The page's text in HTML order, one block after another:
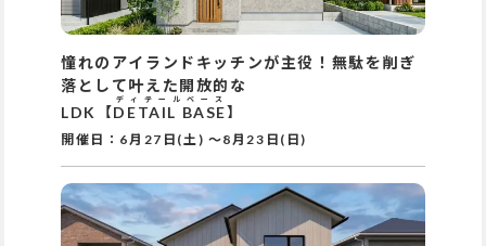
憧れのアイランドキッチンが主役！無駄を削ぎ
落として叶えた開放的な
LDK【DETAIL BASE
ディテールベース
】
開催日： 6月27日(土) ～8月23日(日)